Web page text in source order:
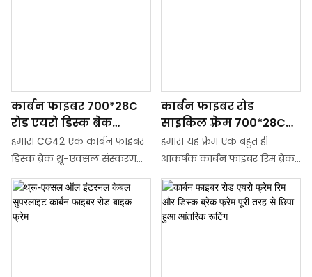
कार्बन फाइबर 700*28C
रोड एयरो डिस्क ब्रेक
साइकिल फ्रेम
हमारा CG42 एक कार्बन फाइबर
डिस्क ब्रेक थ्रू-एक्सल संस्करण
रोड बाइक फ्रेम है। यह फ़्रेम एयरो
टाइप फ़्रेम से संबंधित है, जिसमें पूरी
तरह से आंतरिक केबल रूटिंग
कार्बन फाइबर रोड
साइकिल फ़्रेम 700*28C
रिम ब्रेक त्वरित-रिलीज़
हमारा यह फ्रेम एक बहुत ही
आकर्षक कार्बन फाइबर रिम ब्रेक
रोड बाइक फ्रेम है। इस फ्रेम की
उपस्थिति को दो अलग-अलग
कैलीपर्स के साथ अनुकूलित किया
जा सकता है। हमारा कोड CRF38